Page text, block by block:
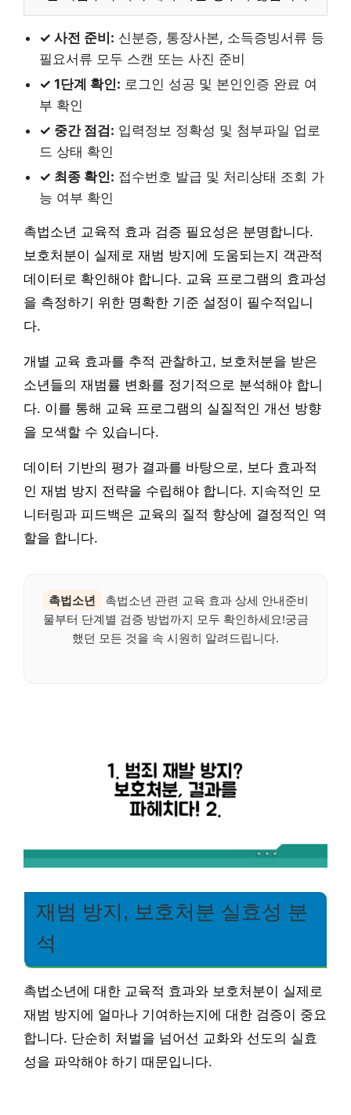
✓ 사전 준비: 신분증, 통장사본, 소득증빙서류 등
필요서류 모두 스캔 또는 사진 준비
✓ 1단계 확인: 로그인 성공 및 본인인증 완료 여
부 확인
✓ 중간 점검: 입력정보 정확성 및 첨부파일 업로
드 상태 확인
✓ 최종 확인: 접수번호 발급 및 처리상태 조회 가
능 여부 확인
촉법소년 교육적 효과 검증 필요성은 분명합니다.
보호처분이 실제로 재범 방지에 도움되는지 객관적
데이터로 확인해야 합니다. 교육 프로그램의 효과성
을 측정하기 위한 명확한 기준 설정이 필수적입니
다.
개별 교육 효과를 추적 관찰하고, 보호처분을 받은
소년들의 재범률 변화를 정기적으로 분석해야 합니
다. 이를 통해 교육 프로그램의 실질적인 개선 방향
을 모색할 수 있습니다.
데이터 기반의 평가 결과를 바탕으로, 보다 효과적
인 재범 방지 전략을 수립해야 합니다. 지속적인 모
니터링과 피드백은 교육의 질적 향상에 결정적인 역
할을 합니다.
촉법소년
촉법소년 관련 교육 효과 상세 안내준비
물부터 단계별 검증 방법까지 모두 확인하세요!궁금
했던 모든 것을 속 시원히 알려드립니다.
재범 방지, 보호처분 실효성 분
석
촉법소년에 대한 교육적 효과와 보호처분이 실제로
재범 방지에 얼마나 기여하는지에 대한 검증이 중요
합니다. 단순히 처벌을 넘어선 교화와 선도의 실효
성을 파악해야 하기 때문입니다.